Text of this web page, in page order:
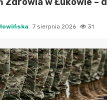
7 sierpnia 2026 31